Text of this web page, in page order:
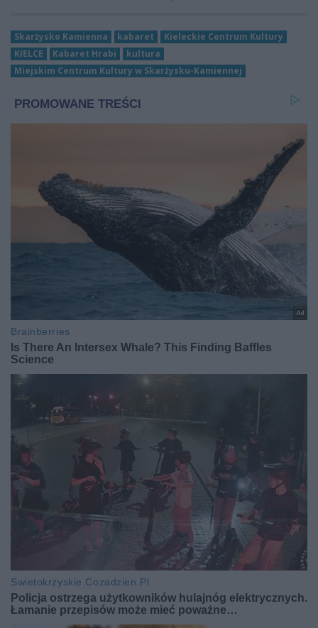
Skarżysko Kamienna kabaret
Kieleckie Centrum Kultury
KIELCE
Kabaret Hrabi
kultura
Miejskim Centrum Kultury w Skarżysku-Kamiennej